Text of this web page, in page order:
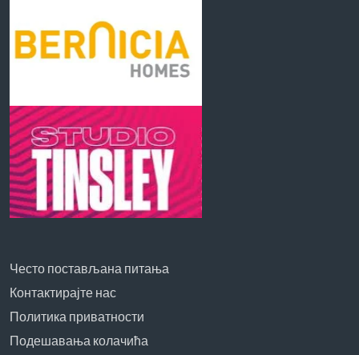
Често постављана питања
Контактирајте нас
Политика приватности
Подешавања колачића